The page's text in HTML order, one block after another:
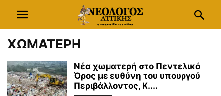
ΧΩΜΑΤΕΡΗ
Νέα χωματερή στο Πεντελικό
Όρος με ευθύνη του υπουργού
Περιβάλλοντος, Κ....